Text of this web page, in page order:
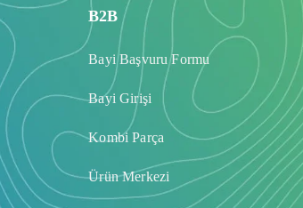
B2B
Bayi Başvuru Formu
Bayi Girişi
Kombi Parça
Ürün Merkezi